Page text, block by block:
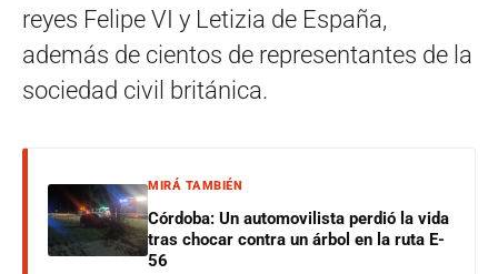
reyes Felipe VI y Letizia de España,
además de cientos de representantes de la
sociedad civil británica.
MIRÁ TAMBIÉN
Córdoba: Un automovilista perdió la vida
tras chocar contra un árbol en la ruta E-
56